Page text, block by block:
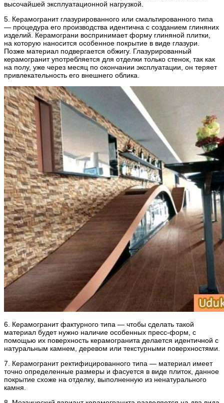
высочайшей эксплуатационной нагрузкой.
5. Керамогранит глазурированного или смальтированного типа
— процедура его производства идентична с созданием глиняних
изделий. Керамограни воспринимает форму глиняной плитки,
на которую наносится особенное покрытие в виде глазури.
Позже материал подвергается обжигу. Глазурированный
керамогранит употребляется для отделки только стенок, так как
на полу, уже через месяц по окончании эксплуатации, он теряет
привлекательность его внешнего облика.
6. Керамогранит фактурного типа — чтобы сделать такой
материал будет нужно наличие особенных пресс-форм, с
помощью их поверхность керамогранита делается идентичной с
натуральным камнем, деревом или текстурными поверхностями.
7. Керамогранит ректифицированного типа — материал имеет
точно определенные размеры и фасуется в виде плиток, данное
покрытие схоже на отделку, выполненную из ненатурального
камня.